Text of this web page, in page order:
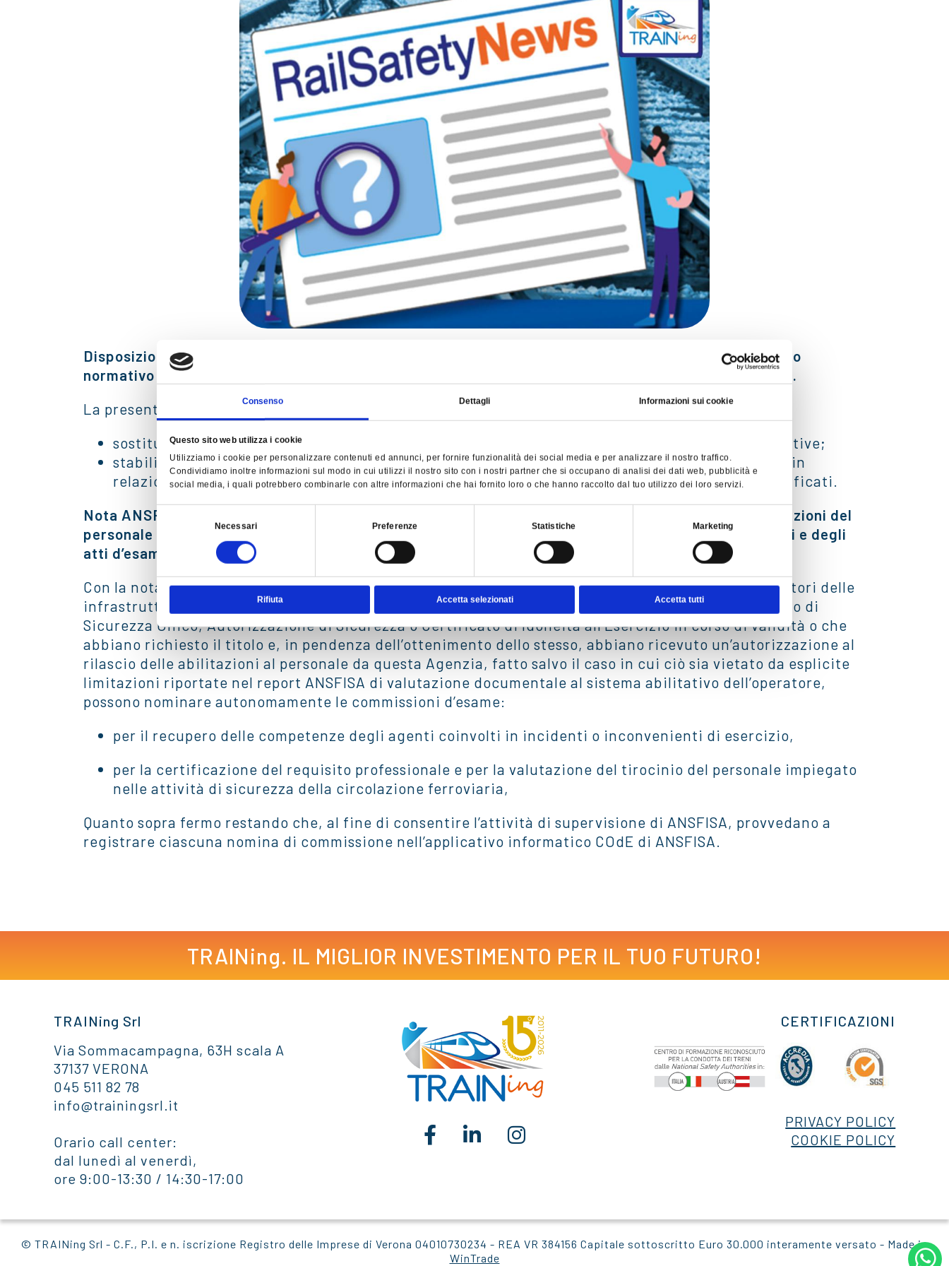
Consenso Dettagli Informazioni sui cookie
Questo sito web utilizza i cookie
Utilizziamo i cookie per personalizzare contenuti ed annunci, per fornire funzionalità dei social media e per analizzare il nostro traffico.
Condividiamo inoltre informazioni sul modo in cui utilizzi il nostro sito con i nostri partner che si occupano di analisi dei dati web, pubblicità e
social media, i quali potrebbero combinarle con altre informazioni che hai fornito loro o che hanno raccolto dal tuo utilizzo dei loro servizi.
Selezione
Necessari Preferenze Statistiche Marketing
Rifiuta Accetta selezionati Accetta tutti
Disposizione di Esercizio RFI n°23 del 22/12/2022 “Procedura d’interfaccia. Aggiornamento del Testo
normativo Caratteristiche tecnico-funzionali dell’Infrastruttura ferroviaria nazionale gestita da RFI”.
La presente Disposizione, che entrerà in vigore 30/01/2023:
sostituisce la analoga Disposizione di esercizio RFI n.18 del 11/09/2019 e successive note integrative;
stabilisce le limitazioni alla circolazione imposte dalle caratteristiche delle linee da percorrere in
relazione alla massa dei veicoli, al carico dei carri e alle dimensioni dei trasporti combinati codificati.
Nota ANSFISA U.0004708.26-01-2023 – Nomina delle commissioni d’esame per il rilascio delle abilitazioni del
personale utilizzato nelle attività di sicurezza della circolazione ferroviaria e trasmissione dei verbali e degli
atti d’esame.
Con la nota U.0004708.26-01-2023 in oggetto, ANSFISA ha disposto che le Imprese Ferroviarie, i Gestori delle
infrastrutture e gli Esercenti delle linee isolate che siano in possesso, rispettivamente, di Certificato di
Sicurezza Unico, Autorizzazione di Sicurezza o Certificato di Idoneità all’Esercizio in corso di validità o che
abbiano richiesto il titolo e, in pendenza dell’ottenimento dello stesso, abbiano ricevuto un’autorizzazione al
rilascio delle abilitazioni al personale da questa Agenzia, fatto salvo il caso in cui ciò sia vietato da esplicite
limitazioni riportate nel report ANSFISA di valutazione documentale al sistema abilitativo dell’operatore,
possono nominare autonomamente le commissioni d’esame:
per il recupero delle competenze degli agenti coinvolti in incidenti o inconvenienti di esercizio,
per la certificazione del requisito professionale e per la valutazione del tirocinio del personale impiegato
nelle attività di sicurezza della circolazione ferroviaria,
Quanto sopra fermo restando che, al fine di consentire l’attività di supervisione di ANSFISA, provvedano a
registrare ciascuna nomina di commissione nell’applicativo informatico COdE di ANSFISA.
TRAINing. IL MIGLIOR INVESTIMENTO PER IL TUO FUTURO!
TRAINing Srl
Via Sommacampagna, 63H scala A
37137 VERONA
045 511 82 78
info@trainingsrl.it
Orario call center:
dal lunedì al venerdì,
ore 9:00-13:30 / 14:30-17:00
CERTIFICAZIONI
PRIVACY POLICY
COOKIE POLICY
© TRAINing Srl - C.F., P.I. e n. iscrizione Registro delle Imprese di Verona 04010730234 - REA VR 384156 Capitale sottoscritto Euro 30.000 interamente versato - Made in
WinTrade